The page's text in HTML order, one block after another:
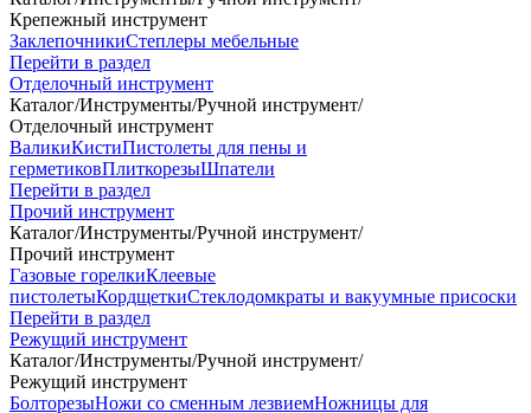
Крепежный инструмент
ЗаклепочникиСтеплеры мебельные
Перейти в раздел
Отделочный инструмент
Каталог/Инструменты/Ручной инструмент/
Отделочный инструмент
ВаликиКистиПистолеты для пены и
герметиковПлиткорезыШпатели
Перейти в раздел
Прочий инструмент
Каталог/Инструменты/Ручной инструмент/
Прочий инструмент
Газовые горелкиКлеевые
пистолетыКордщеткиСтеклодомкраты и вакуумные присоски
Перейти в раздел
Режущий инструмент
Каталог/Инструменты/Ручной инструмент/
Режущий инструмент
БолторезыНожи со сменным лезвиемНожницы для